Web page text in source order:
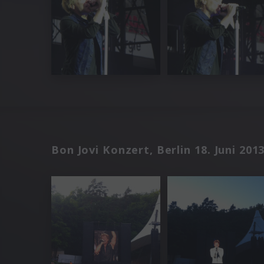
Bon Jovi Konzert, Berlin 18. Juni